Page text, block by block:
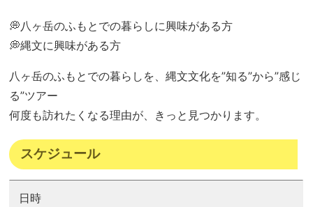
💭八ヶ岳のふもとでの暮らしに興味がある方
💭縄文に興味がある方
八ヶ岳のふもとでの暮らしを、縄文文化を”知る”から”感じ
る”ツアー
何度も訪れたくなる理由が、きっと見つかります。
スケジュール
日時